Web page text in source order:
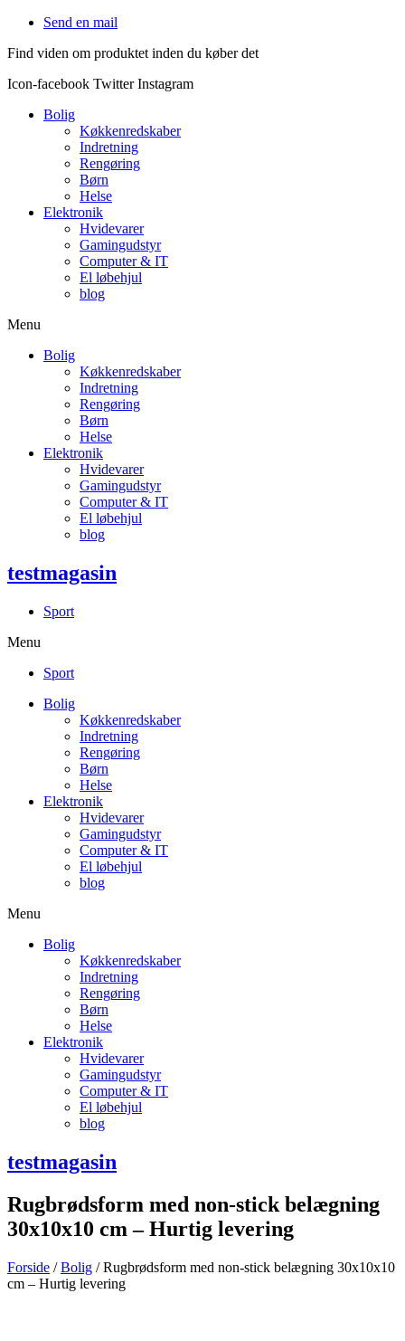
Videre
indhold
Send en mail
Find viden om produktet inden du køber det
Icon-facebook Twitter Instagram
Bolig
Køkkenredskaber
Indretning
Rengøring
Børn
Helse
Elektronik
Hvidevarer
Gamingudstyr
Computer & IT
El løbehjul
blog
Menu
Bolig
Køkkenredskaber
Indretning
Rengøring
Børn
Helse
Elektronik
Hvidevarer
Gamingudstyr
Computer & IT
El løbehjul
blog
testmagasin
Sport
Menu
Sport
Bolig
Køkkenredskaber
Indretning
Rengøring
Børn
Helse
Elektronik
Hvidevarer
Gamingudstyr
Computer & IT
El løbehjul
blog
Menu
Bolig
Køkkenredskaber
Indretning
Rengøring
Børn
Helse
Elektronik
Hvidevarer
Gamingudstyr
Computer & IT
El løbehjul
blog
testmagasin
Rugbrødsform med non-stick belægning
30x10x10 cm – Hurtig levering
Forside /Bolig / Rugbrødsform med non-stick belægning 30x10x10
cm – Hurtig levering